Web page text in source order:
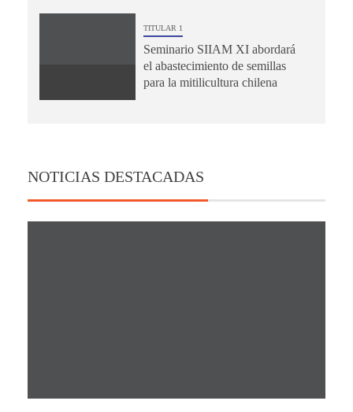
TITULAR 1
Seminario SIIAM XI abordará
el abastecimiento de semillas
para la mitilicultura chilena
NOTICIAS DESTACADAS